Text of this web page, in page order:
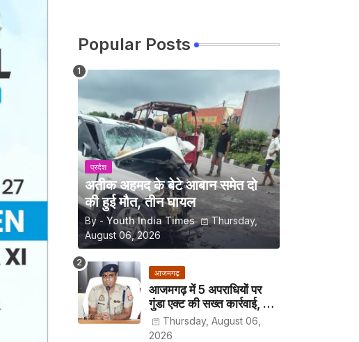
Popular Posts
प्रदेश
अतीक अहमद के बेटे आबान समेत दो
की हुई मौत, तीन घायल
By - Youth India Times
Thursday,
August 06, 2026
आजमगढ़
आजमगढ़ में 5 अपराधियों पर
गुंडा एक्ट की सख्त कार्रवाई, अब
हर पखवाड़े थाने में लगानी होगी
हाजिरी
Thursday, August 06,
2026